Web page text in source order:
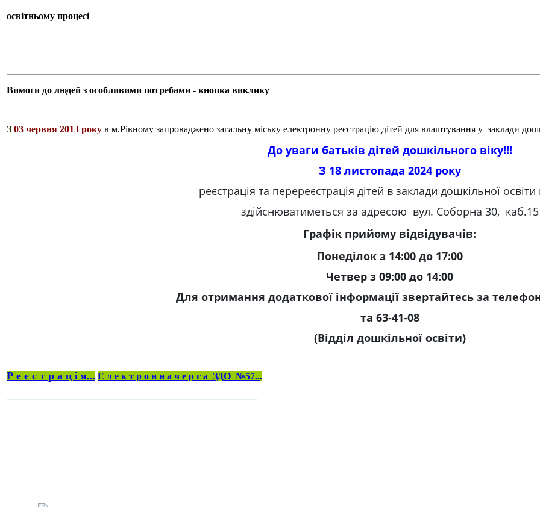
освітньому процесі
Вимоги до людей з особливими потребами - кнопка виклику
З 03 червня 2013 року в м.Рівному запроваджено загальну міську електронну реєстрацію дітей для влаштування у заклади
До уваги батьків дітей дошкільного віку!!!
З 18 листопада 2024 року
реєстрація та перереєстрація дітей в заклади дошкільної
здійснюватиметься за адресою вул. Соборна 30, каб.15
Графік прийому відвідувачів:
Понеділок з 14:00 до 17:00
Четвер з 09:00 до 14:00
Для отримання додаткової інформації звертайтесь за
та 63-41-08
(Відділ дошкільної освіти)
Р е є с т р а ц і я... Е л е к т р о н н а ч е р г а ЗДО №57...